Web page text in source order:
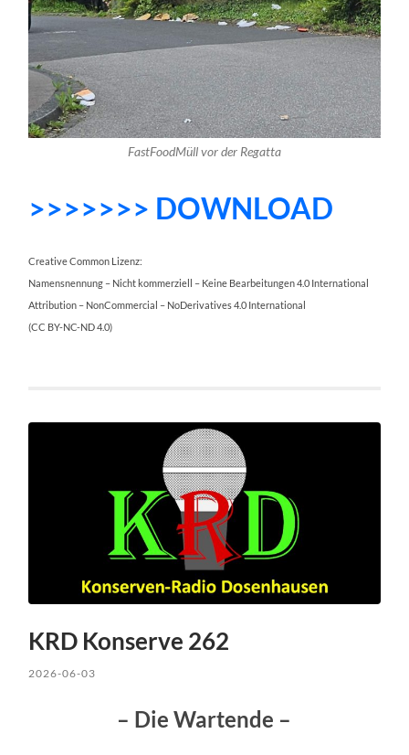
FastFoodMüll vor der Regatta
>>>>>>> DOWNLOAD
Creative Common Lizenz:
Namensnennung – Nicht kommerziell – Keine Bearbeitungen 4.0 International
Attribution – NonCommercial – NoDerivatives 4.0 International
(CC BY-NC-ND 4.0)
KRD Konserve 262
2026-06-03
– Die Wartende –